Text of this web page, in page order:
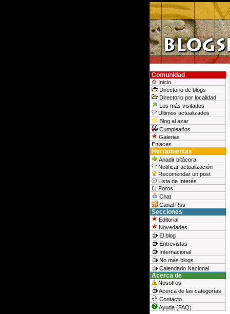
Comunidad
Inicio
Directorio de blogs
Directorio por localidad
Los más visitados
Ultimos actualizados
Blog al azar
Cumpleaños
Galerias
Enlaces
Herramientas
Anadir bitácora
Notificar actualización
Recomendar un post
Lista de Interés
Foros
Chat
Canal Rss
Secciones
Editorial
Novedades
El blog
Entrevistas
Internacional
No más blogs
Calendario Nacional
Acerca de
Nosotros
Acerca de las categorías
Contacto
Ayuda (FAQ)